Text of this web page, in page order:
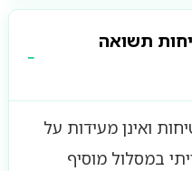
תשואה
ואינן מעידות על
במסלול מוסיף